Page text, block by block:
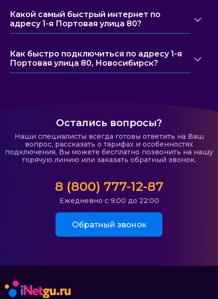
Какой самый быстрый интернет по
адресу 1-я Портовая улица 80?
Как быстро подключиться по адресу 1-я
Портовая улица 80, Новосибирск?
Остались вопросы?
Наши специалисты всегда готовы ответить на Ваш
вопрос, рассказать о тарифах и особенностях
подключения. Вы можете бесплатно позвонить на нашу
горячую линию или заказать обратный звонок.
8 (800) 777-12-87
Ежедневно с 9:00 до 22:00
Обратный звонок